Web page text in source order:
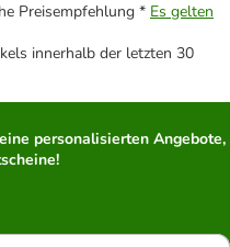
Preisempfehlung * Es gelten
innerhalb der letzten 30
personalisierten Angebote,